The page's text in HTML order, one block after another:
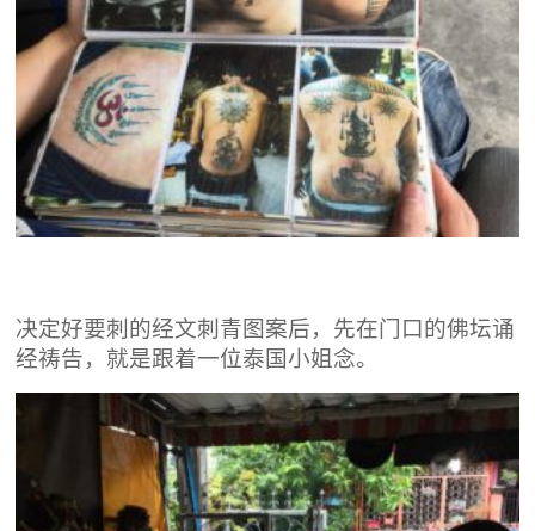
决定好要刺的经文刺青图案后，先在门口的佛坛诵
经祷告，就是跟着一位泰国小姐念。